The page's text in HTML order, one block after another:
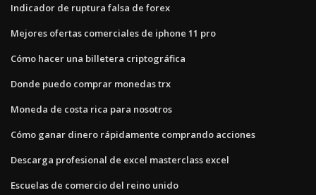
Indicador de ruptura falsa de forex
Mejores ofertas comerciales de iphone 11 pro
Cómo hacer una billetera criptográfica
Donde puedo comprar monedas trx
Moneda de costa rica para nosotros
Cómo ganar dinero rápidamente comprando acciones
Descarga profesional de excel masterclass excel
Escuelas de comercio del reino unido